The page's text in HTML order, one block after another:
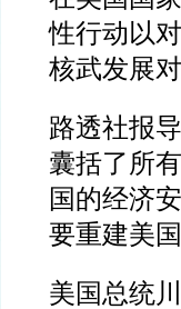
性行动以
核武发展
路透社报
囊括了所
国的经济
要重建美
美国总统